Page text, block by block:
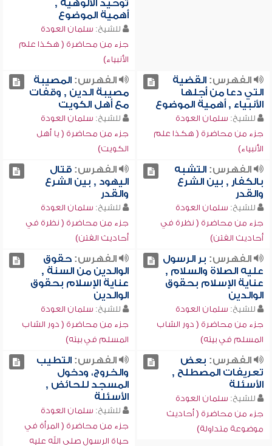
توحيد الألوهية ,
أهمية الموضوع
للشيخ: سلمان العودة
جزء من محاضرة ( هكذا علم
الأنبياء)
الفهرس:القضية
التي دعا من أجلها
الأنبياء , أهمية الموضوع
للشيخ: سلمان العودة
جزء من محاضرة ( هكذا علم
الأنبياء)
الفهرس:المصيبة
مصيبة الدين , وقفات
مع أهل الكويت
للشيخ: سلمان العودة
جزء من محاضرة ( يا أهل
الكويت)
الفهرس:التشبه
بالكفار , بين الشرع
والقدر
للشيخ: سلمان العودة
جزء من محاضرة ( نظرة في
أحاديث الفتن)
الفهرس:قتال
اليهود , بين الشرع
والقدر
للشيخ: سلمان العودة
جزء من محاضرة ( نظرة في
أحاديث الفتن)
الفهرس: بر الرسول
عليه الصلاة والسلام ,
عناية الإسلام بحقوق
الوالدين
للشيخ: سلمان العودة
جزء من محاضرة ( دور الشاب
المسلم في بيته)
الفهرس:حقوق
الوالدين من السنة ,
عناية الإسلام بحقوق
الوالدين
للشيخ: سلمان العودة
جزء من محاضرة ( دور الشاب
المسلم في بيته)
الفهرس: بعض
تعريفات المصطلح ,
الأسئلة
للشيخ: سلمان العودة
جزء من محاضرة ( أحاديث
موضوعة متداولة)
الفهرس:التطيب
والخروج، ودخول
المسجد للحائض ,
الأسئلة
للشيخ: سلمان العودة
جزء من محاضرة ( المرأة في
حياة الرسول صلى الله عليه